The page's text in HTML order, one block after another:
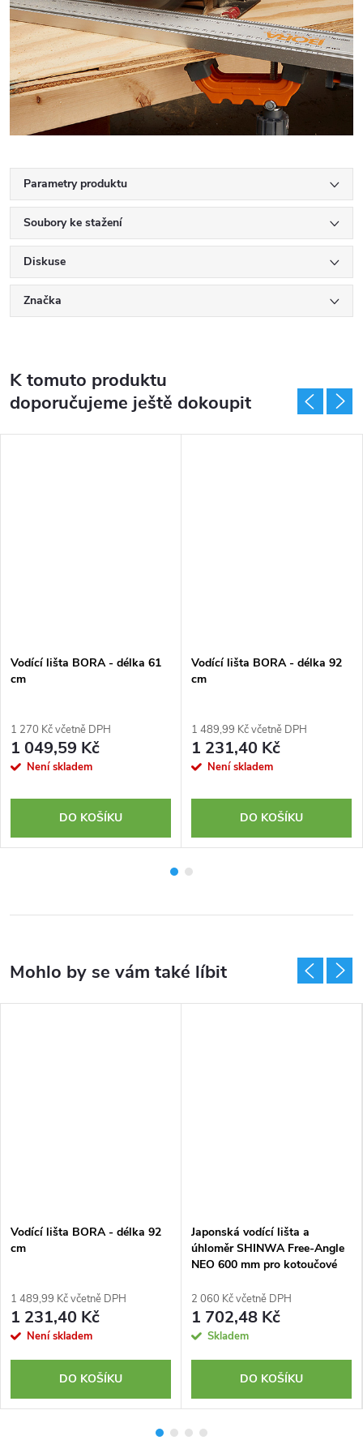
Parametry produktu
Soubory ke stažení
Diskuse
Značka
K tomuto produktu
doporučujeme ještě dokoupit
Vodící lišta BORA - délka 61
cm
1 270 Kč včetně DPH
1 049,59 Kč
Není skladem
DO KOŠÍKU
Vodící lišta BORA - délka 92
cm
1 489,99 Kč včetně DPH
1 231,40 Kč
Není skladem
DO KOŠÍKU
Vodící lišta BORA - délka 92
cm
1 489,99 Kč včetně DPH
1 231,40 Kč
Není skladem
DO KOŠÍKU
Japonská vodící lišta a
úhloměr SHINWA Free-Angle
NEO 600 mm pro kotoučové
2 060 Kč včetně DPH
1 702,48 Kč
Skladem
DO KOŠÍKU